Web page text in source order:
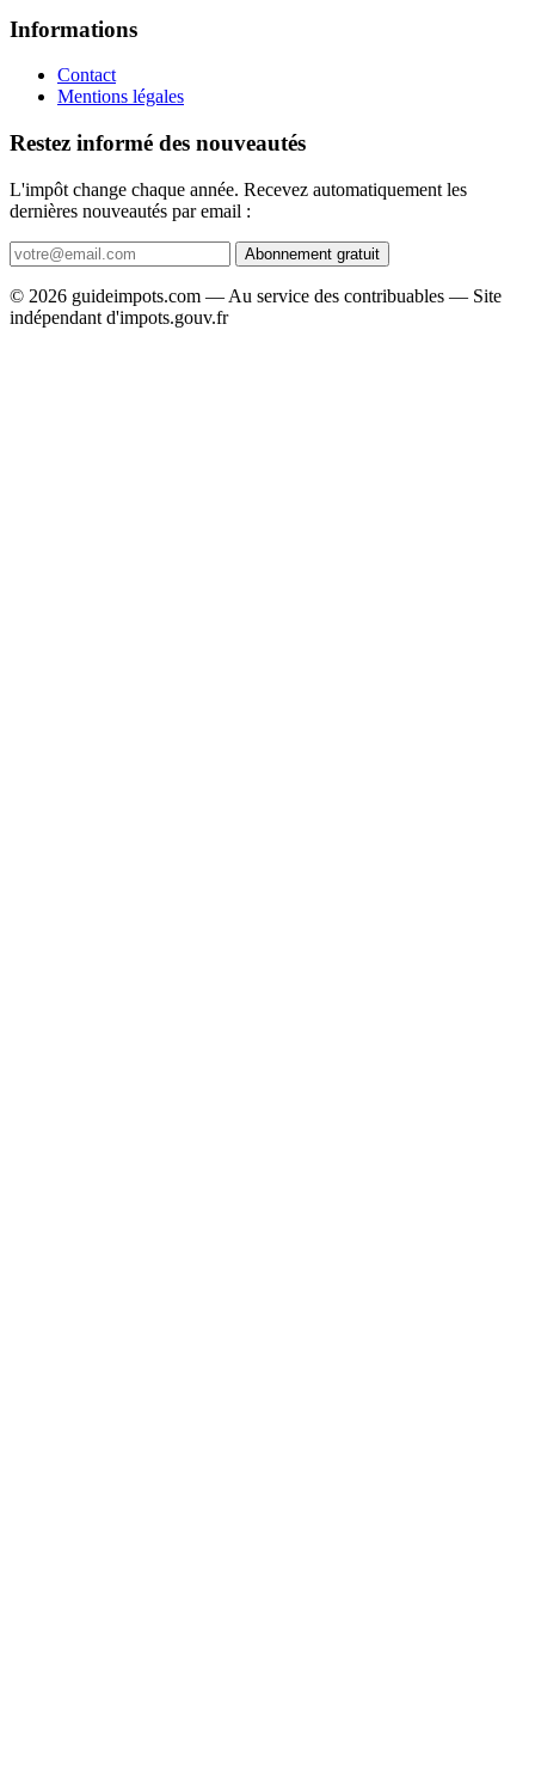
Informations
Contact
Mentions légales
Restez informé des nouveautés
L'impôt change chaque année. Recevez automatiquement les
dernières nouveautés par email :
Abonnement gratuit
© 2026 guideimpots.com — Au service des contribuables — Site
indépendant d'impots.gouv.fr